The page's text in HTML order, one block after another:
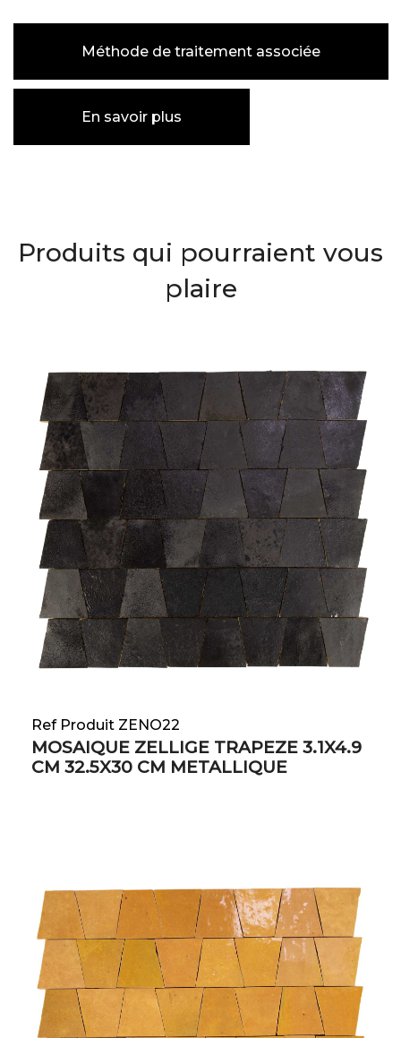
Méthode de traitement associée
En savoir plus
Produits qui pourraient vous
plaire
Ref Produit ZENO22
MOSAIQUE ZELLIGE TRAPEZE 3.1X4.9
CM 32.5X30 CM METALLIQUE